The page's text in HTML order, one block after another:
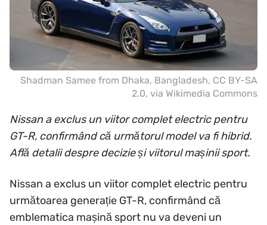
Shadman Samee from Dhaka, Bangladesh, CC BY-SA
2.0, via Wikimedia Commons
Nissan a exclus un viitor complet electric pentru
GT-R, confirmând că următorul model va fi hibrid.
Află detalii despre decizie și viitorul mașinii sport.
Nissan a exclus un viitor complet electric pentru
următoarea generație GT-R, confirmând că
emblematica mașină sport nu va deveni un